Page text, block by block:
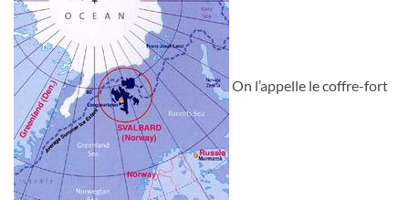
On l’appelle le coffre-fort